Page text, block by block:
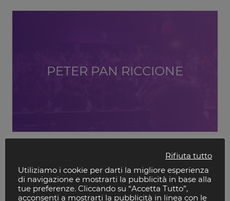
PETER PAN RICCIONE
Rifiuta tutto
Utiliziamo i cookie per darti la migliore esperienza
di navigazione e mostrarti la pubblicità in base alla
tue preferenze. Cliccando su “Accetta Tutto”,
acconsenti a mostrarti la pubblicità in linea con le